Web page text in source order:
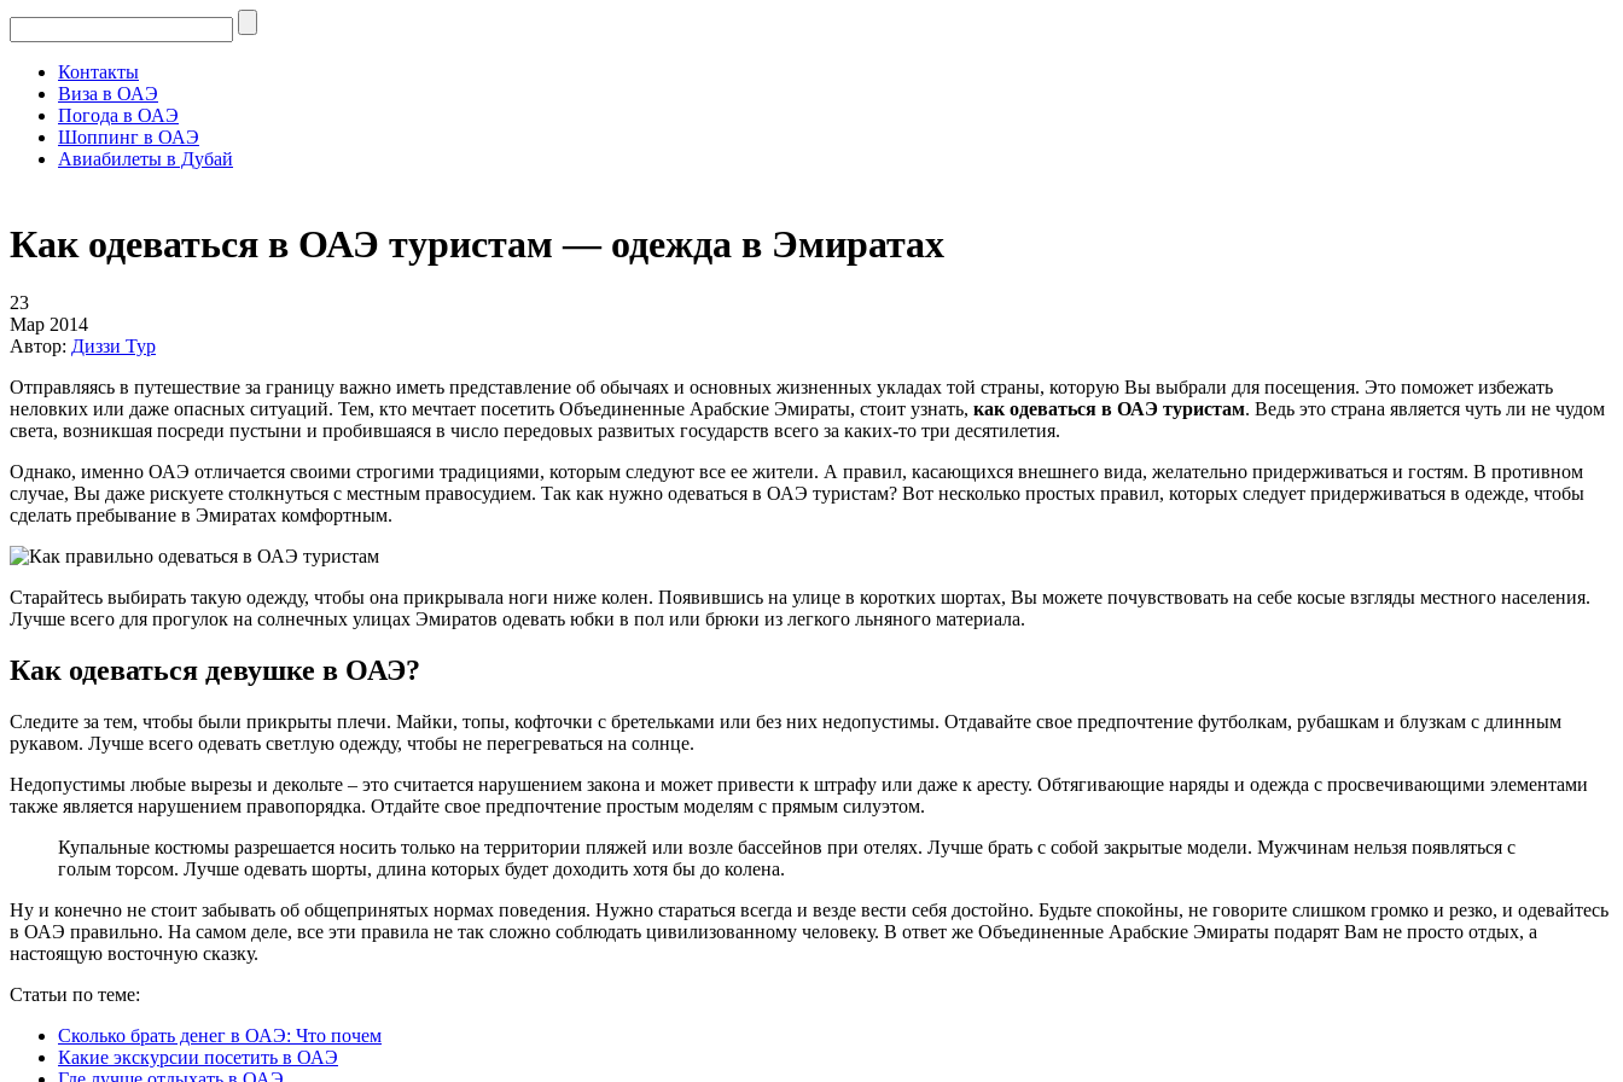
Контакты
Виза в ОАЭ
Погода в ОАЭ
Шоппинг в ОАЭ
Авиабилеты в Дубай
Как одеваться в ОАЭ туристам — одежда в Эмиратах
23
Мар 2014
Автор: Диззи Тур
Отправляясь в путешествие за границу важно иметь представление об обычаях и основных жизненных укладах той страны, которую Вы выбрали для посещения. Это поможет избежать
неловких или даже опасных ситуаций. Тем, кто мечтает посетить Объединенные Арабские Эмираты, стоит узнать, как одеваться в ОАЭ туристам. Ведь это страна является чуть ли не чудом
света, возникшая посреди пустыни и пробившаяся в число передовых развитых государств всего за каких-то три десятилетия.
Однако, именно ОАЭ отличается своими строгими традициями, которым следуют все ее жители. А правил, касающихся внешнего вида, желательно придерживаться и гостям. В противном
случае, Вы даже рискуете столкнуться с местным правосудием. Так как нужно одеваться в ОАЭ туристам? Вот несколько простых правил, которых следует придерживаться в одежде, чтобы
сделать пребывание в Эмиратах комфортным.
Старайтесь выбирать такую одежду, чтобы она прикрывала ноги ниже колен. Появившись на улице в коротких шортах, Вы можете почувствовать на себе косые взгляды местного населения.
Лучше всего для прогулок на солнечных улицах Эмиратов одевать юбки в пол или брюки из легкого льняного материала.
Как одеваться девушке в ОАЭ?
Следите за тем, чтобы были прикрыты плечи. Майки, топы, кофточки с бретельками или без них недопустимы. Отдавайте свое предпочтение футболкам, рубашкам и блузкам с длинным
рукавом. Лучше всего одевать светлую одежду, чтобы не перегреваться на солнце.
Недопустимы любые вырезы и декольте – это считается нарушением закона и может привести к штрафу или даже к аресту. Обтягивающие наряды и одежда с просвечивающими элементами
также является нарушением правопорядка. Отдайте свое предпочтение простым моделям с прямым силуэтом.
Купальные костюмы разрешается носить только на территории пляжей или возле бассейнов при отелях. Лучше брать с собой закрытые модели. Мужчинам нельзя появляться с
голым торсом. Лучше одевать шорты, длина которых будет доходить хотя бы до колена.
Ну и конечно не стоит забывать об общепринятых нормах поведения. Нужно стараться всегда и везде вести себя достойно. Будьте спокойны, не говорите слишком громко и резко, и одевайтесь
в ОАЭ правильно. На самом деле, все эти правила не так сложно соблюдать цивилизованному человеку. В ответ же Объединенные Арабские Эмираты подарят Вам не просто отдых, а
настоящую восточную сказку.
Статьи по теме:
Сколько брать денег в ОАЭ: Что почем
Какие экскурсии посетить в ОАЭ